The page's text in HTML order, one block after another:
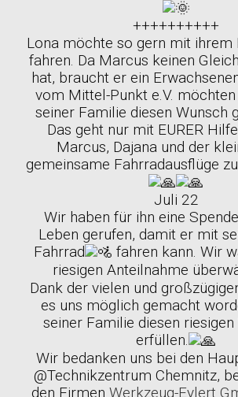
++++++++++
Lona möchte so gern mit ihrem
fahren. Da Marcus keinen
hat, braucht er ein
vom Mittel-Punkt e.V.
seiner Familie diesen Wunsch
Das geht nur mit EURER
Marcus, Dajana und der
gemeinsame Fahrradausflüge
Juli 22
Wir haben für ihn eine
Leben gerufen, damit er mit
Fahrrad
fahren kann. Wir
riesigen Anteilnahme
Dank der vielen und
es uns möglich gemacht
seiner Familie diesen riesigen
erfüllen.
Wir bedanken uns bei den
@Technikzentrum Chemnitz,
den Firmen Werkzeug-Eylert